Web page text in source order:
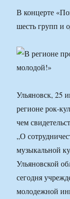
В концерте
шесть групп и
Ульяновск, 25
регионе рок-
чем
„О
музыкальной
Ульяновской
сегодня
молодежной